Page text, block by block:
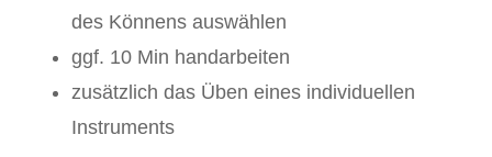
des Könnens auswählen
ggf. 10 Min handarbeiten
zusätzlich das Üben eines individuellen
Instruments